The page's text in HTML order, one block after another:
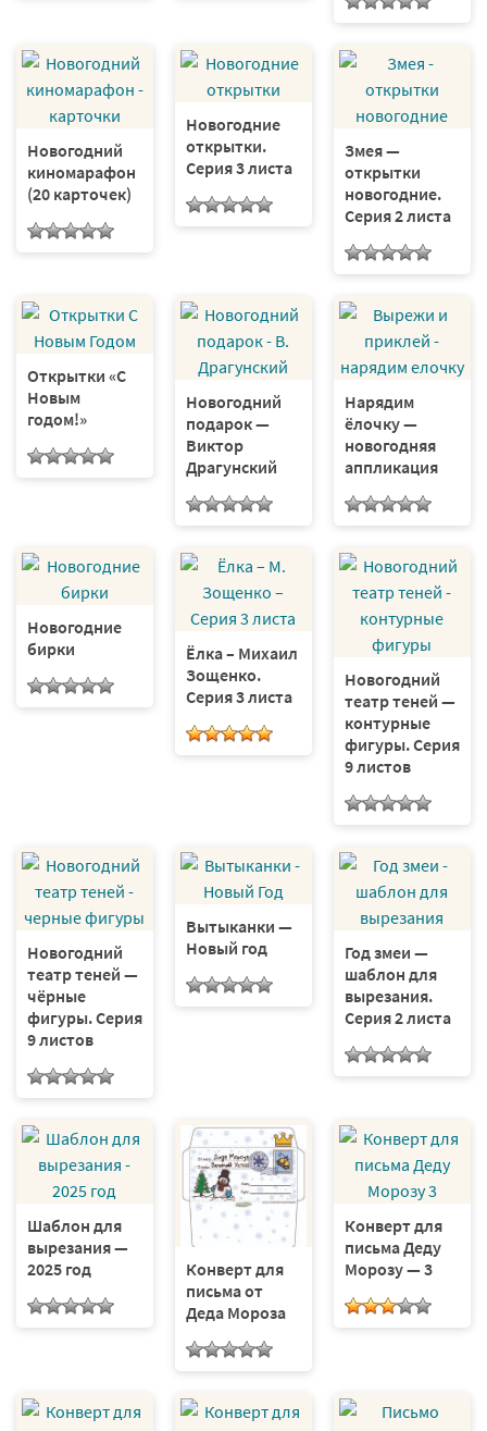
Новогодний
киномарафон
(20 карточек)
Новогодние
открытки.
Серия 3 листа
Змея —
открытки
новогодние.
Серия 2 листа
Открытки «С
Новым
годом!»
Новогодний
подарок —
Виктор
Драгунский
Нарядим
ёлочку —
новогодняя
аппликация
Новогодние
бирки
Ёлка – Михаил
Зощенко.
Серия 3 листа
Новогодний
театр теней —
контурные
фигуры. Серия
9 листов
Новогодний
театр теней —
чёрные
фигуры. Серия
9 листов
Вытыканки —
Новый год
Год змеи —
шаблон для
вырезания.
Серия 2 листа
Шаблон для
вырезания —
2025 год
Конверт для
письма от
Деда Мороза
Конверт для
письма Деду
Морозу — 3